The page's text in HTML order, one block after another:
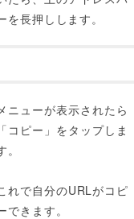
を長押しします。
ニューが表示されたら
「コピー」をタップしま
。
れで自分のURLがコピ
できます。